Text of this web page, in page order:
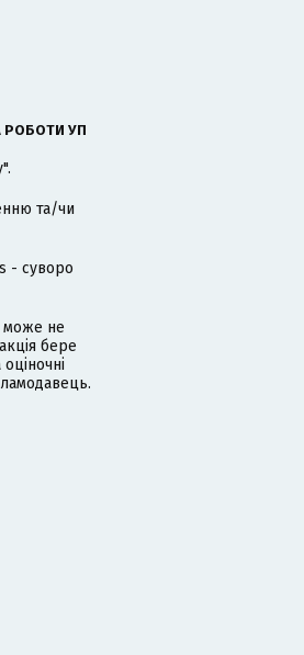
РОБОТИ УП
та/чи
- суворо
може не
бере